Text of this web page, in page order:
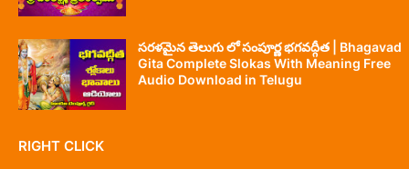
సరళమైన తెలుగు లో సంపూర్ణ భగవద్గీత | Bhagavad
Gita Complete Slokas With Meaning Free
Audio Download in Telugu
RIGHT CLICK